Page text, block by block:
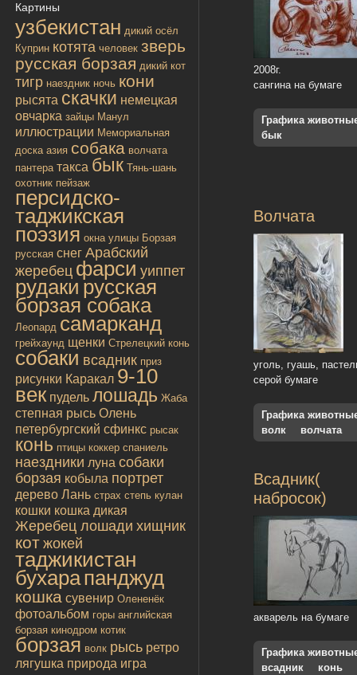
Картины
узбекистан дикий осёл
Куприн котята человек зверь
русская борзая дикий кот
тигр наездник ночь кони
рысята скачки немецкая
овчарка зайцы Манул
иллюстрации Мемориальная
доска азия собака волчата
пантера такса бык Тянь-шань
охотник пейзаж
персидско-
таджикская
поэзия окна улицы Борзая
русская снег Арабский
жеребец фарси уиппет
рудаки русская
борзая собака
Леопард самарканд
грейхаунд щенки Стрелецкий конь
собаки всадник приз
рисунки Каракал 9-10
век пудель лошадь Жаба
степная рысь Олень
петербургский сфинкс рысак
конь птицы коккер спаниель
наездники луна собаки
борзая кобыла портрет
дерево Лань страх степь кулан
кошки кошка дикая
Жеребец лошади хищник
кот жокей
таджикистан
бухарапанджуд
кошка сувенир Олененёк
фотоальбом горы английская
борзая кинодром котик
борзая волк рысь ретро
лягушка природа игра
2008г.
сангина на бумаге
Графика
бык
Волчата
уголь, гуашь,
серой бумаге
Графика
волк
волчата
Всадник(
набросок)
акварель на бумаге
Графика
всадник
конь